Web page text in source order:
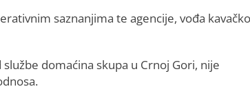
saznanjima te agencije, vođa
domaćina skupa u Crnoj Gori, nije